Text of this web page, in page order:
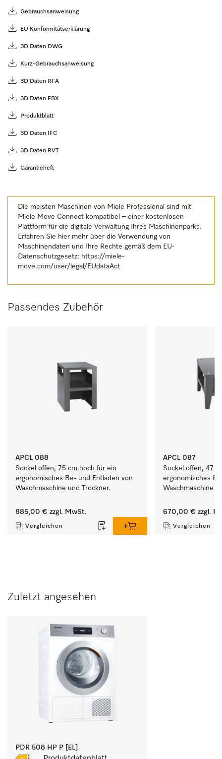
Gebrauchsanweisung
EU Konformitätserklärung
3D Daten DWG
Kurz-Gebrauchsanweisung
3D Daten RFA
3D Daten FBX
Produktblatt
3D Daten IFC
3D Daten RVT
Garantieheft
Die meisten Maschinen von Miele Professional sind mit
Miele Move Connect kompatibel – einer kostenlosen
Plattform für die digitale Verwaltung Ihres Maschinenparks.
Erfahren Sie hier mehr über die Verwendung von
Maschinendaten und Ihre Rechte gemäß dem EU-
Datenschutzgesetz: https://miele-
move.com/user/legal/EUdataAct
Passendes Zubehör
APCL 088
Sockel offen, 75 cm hoch für ein
ergonomisches Be- und Entladen von
Waschmaschine und Trockner.
885,00 € zzgl. MwSt.
Vergleichen
APCL 087
Sockel offen, 47
ergonomisches
Waschmaschine
670,00 € zzgl.
Vergleichen
Zuletzt angesehen
PDR 508 HP P [EL]